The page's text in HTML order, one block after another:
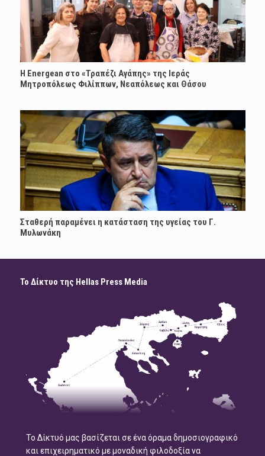
H Energean στο «Τραπέζι Αγάπης» της Ιεράς
Μητροπόλεως Φιλίππων, Νεαπόλεως και Θάσου
Σταθερή παραμένει η κατάσταση της υγείας του Γ.
Μυλωνάκη
Το Δίκτυο της Hellas Press Media
Το Δίκτυό μας βασίζεται σε ένα όραμα δημοσιογραφικό
και επιχειρηματικό με μοναδική φιλοδοξία να